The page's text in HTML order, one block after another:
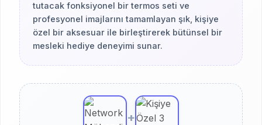
tutacak fonksiyonel bir termos seti ve
profesyonel imajlarını tamamlayan şık, kişiye
özel bir aksesuar ile birleştirerek bütünsel bir
mesleki hediye deneyimi sunar.
+